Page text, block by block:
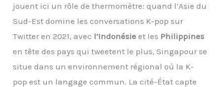
jouent ici un rôle de thermomètre: quand l’Asie du
Sud-Est domine les conversations K-pop sur
Twitter en 2021, avec l’Indonésie et les Philippines
en tête des pays qui tweetent le plus, Singapour se
situe dans un environnement régional où la K-
pop est un langage commun. La cité-État capte